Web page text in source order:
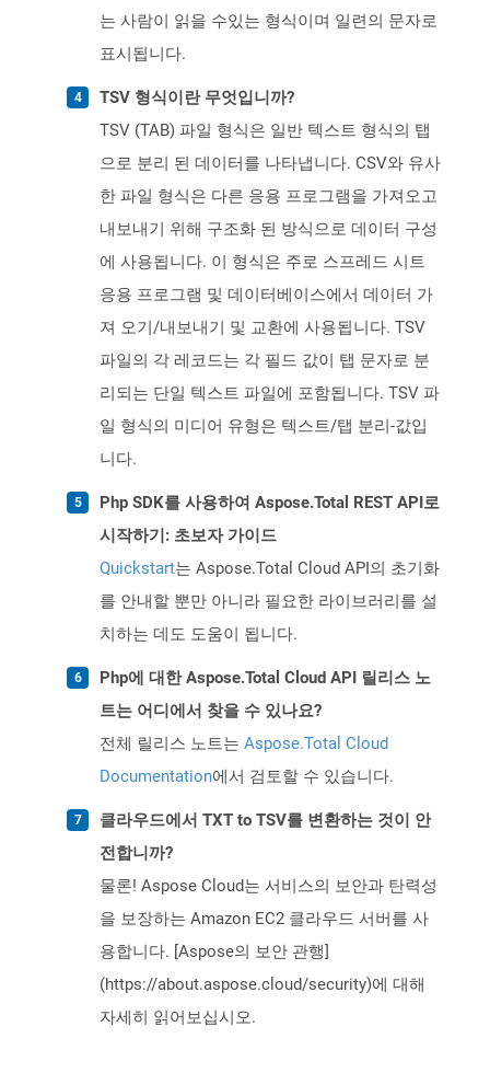
는 사람이 읽을 수있는 형식이며 일련의 문자로
표시됩니다.
TSV 형식이란 무엇입니까?
TSV (TAB) 파일 형식은 일반 텍스트 형식의 탭
으로 분리 된 데이터를 나타냅니다. CSV와 유사
한 파일 형식은 다른 응용 프로그램을 가져오고
내보내기 위해 구조화 된 방식으로 데이터 구성
에 사용됩니다. 이 형식은 주로 스프레드 시트
응용 프로그램 및 데이터베이스에서 데이터 가
져 오기/내보내기 및 교환에 사용됩니다. TSV
파일의 각 레코드는 각 필드 값이 탭 문자로 분
리되는 단일 텍스트 파일에 포함됩니다. TSV 파
일 형식의 미디어 유형은 텍스트/탭 분리-값입
니다.
Php SDK를 사용하여 Aspose.Total REST API로
시작하기: 초보자 가이드
Quickstart는 Aspose.Total Cloud API의 초기화
를 안내할 뿐만 아니라 필요한 라이브러리를 설
치하는 데도 도움이 됩니다.
Php에 대한 Aspose.Total Cloud API 릴리스 노
트는 어디에서 찾을 수 있나요?
전체 릴리스 노트는 Aspose.Total Cloud
Documentation에서 검토할 수 있습니다.
클라우드에서 TXT to TSV를 변환하는 것이 안
전합니까?
물론! Aspose Cloud는 서비스의 보안과 탄력성
을 보장하는 Amazon EC2 클라우드 서버를 사
용합니다. [Aspose의 보안 관행]
(https://about.aspose.cloud/security)에 대해
자세히 읽어보십시오.